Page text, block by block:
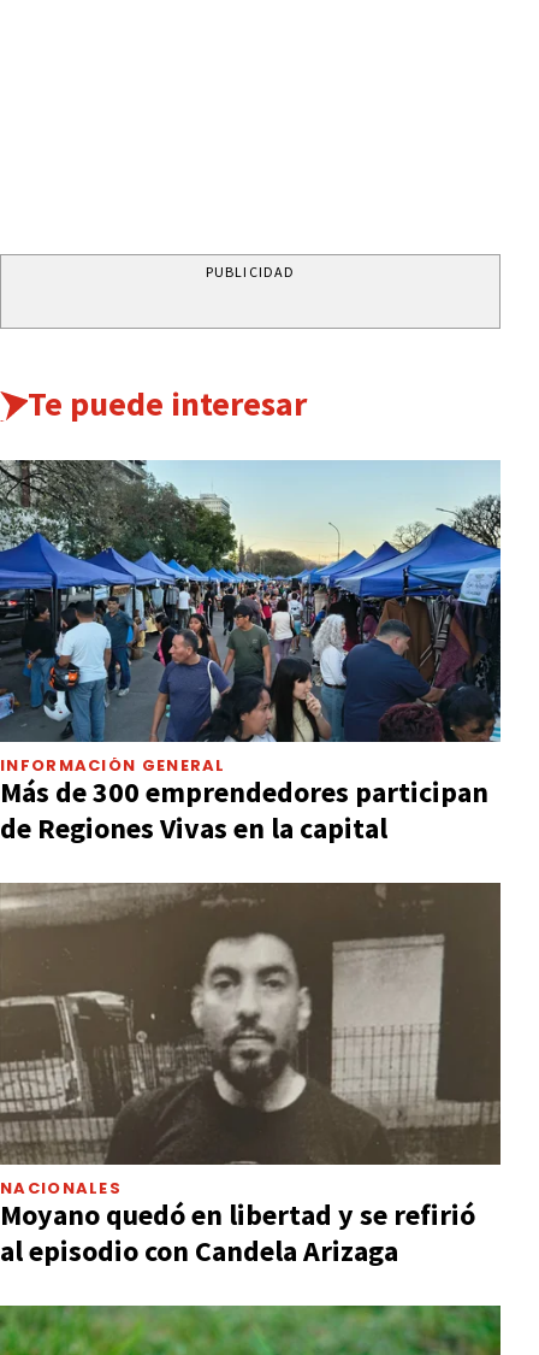
PUBLICIDAD
Te puede interesar
INFORMACIÓN GENERAL
Más de 300 emprendedores participan
de Regiones Vivas en la capital
NACIONALES
Moyano quedó en libertad y se refirió
al episodio con Candela Arizaga